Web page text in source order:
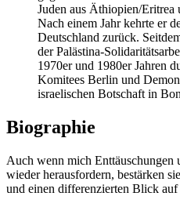
Juden aus Äthiopien/Eritrea
Nach einem Jahr kehrte er
Deutschland zurück.
der Palästina-
1970er und 1980er Jahren
Komitees Berlin und
israelischen Botschaft in
Biographie
Auch wenn mich Enttäuschungen
wieder herausfordern, bestärken
und einen differenzierten Blick auf